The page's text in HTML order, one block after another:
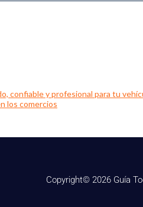
confiable y profesional para tu
los comercios
Copyright© 2026 Guía